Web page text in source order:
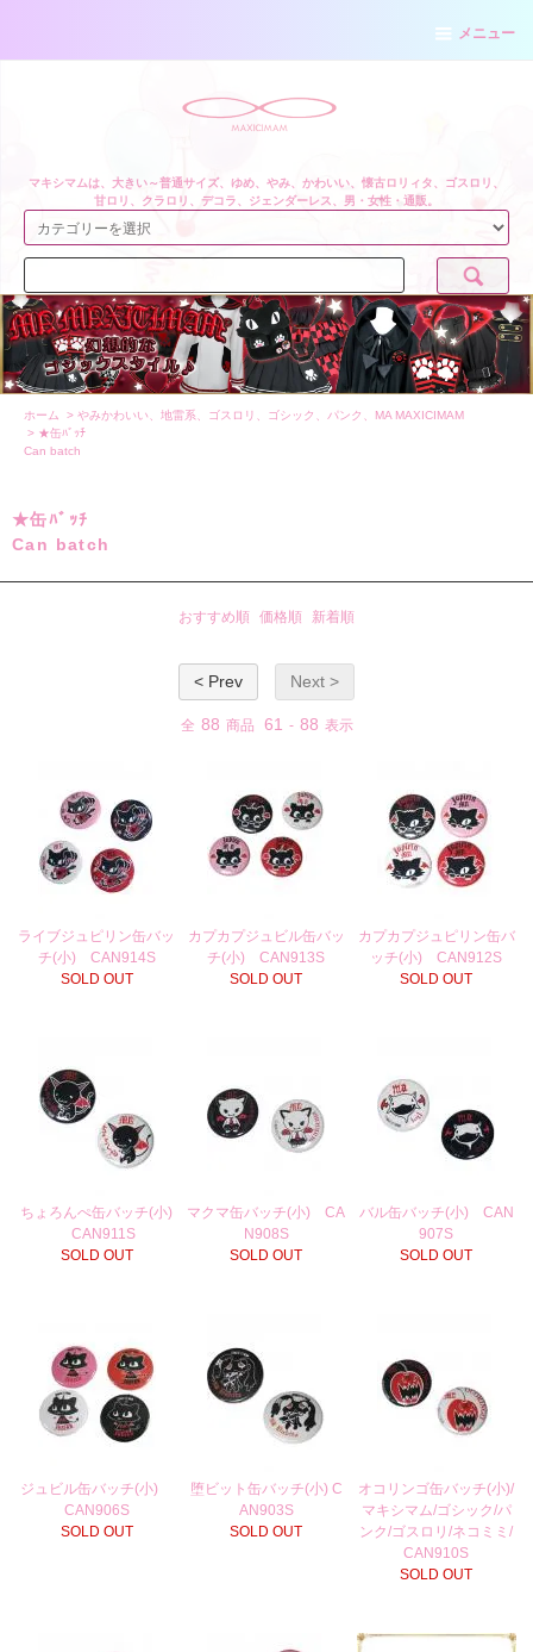
メニュー
マキシマムは、大きい～普通サイズ、ゆめ、やみ、かわいい、懐古ロリィタ、ゴスロリ、
甘ロリ、クラロリ、デコラ、ジェンダーレス、男・女性・通販。
ホーム > やみかわいい、地雷系、ゴスロリ、ゴシック、パンク、MA MAXICIMAM
> ★缶ﾊﾞｯﾁ
Can batch
★缶ﾊﾞｯﾁ
Can batch
おすすめ順 価格順 新着順
< Prev Next >
全 88 商品 61 - 88 表示
ライブジュピリン缶バッ
チ(小) CAN914S
SOLD OUT
カプカプジュビル缶バッ
チ(小) CAN913S
SOLD OUT
カプカプジュピリン缶バ
ッチ(小) CAN912S
SOLD OUT
ちょろんぺ缶バッチ(小)
CAN911S
SOLD OUT
マクマ缶バッチ(小) CA
N908S
SOLD OUT
バル缶バッチ(小) CAN
907S
SOLD OUT
ジュビル缶バッチ(小)
CAN906S
SOLD OUT
堕ビット缶バッチ(小) C
AN903S
SOLD OUT
オコリンゴ缶バッチ(小)/
マキシマム/ゴシック/パ
ンク/ゴスロリ/ネコミミ/
CAN910S
SOLD OUT